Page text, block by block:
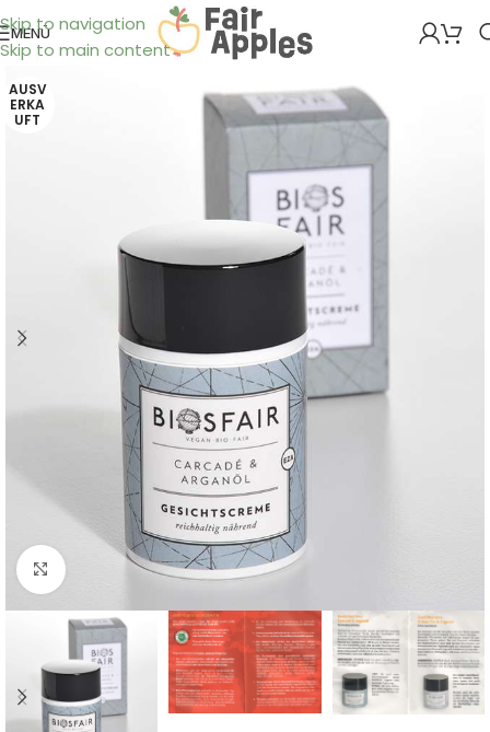
Skip to navigation
Skip to main content
MENÜ
AUSV
ERKA
UFT
Klick zum Vergrößern